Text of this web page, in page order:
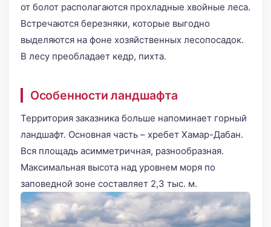
от болот располагаются прохладные хвойные леса.
Встречаются березняки, которые выгодно
выделяются на фоне хозяйственных лесопосадок.
В лесу преобладает кедр, пихта.
Особенности ландшафта
Территория заказника больше напоминает горный
ландшафт. Основная часть – хребет Хамар-Дабан.
Вся площадь асимметричная, разнообразная.
Максимальная высота над уровнем моря по
заповедной зоне составляет 2,3 тыс. м.